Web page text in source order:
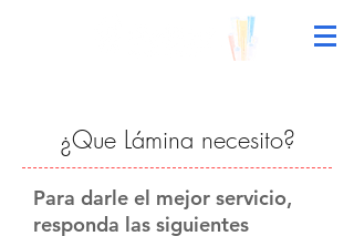
¿Que Lámina necesito?
Para darle el mejor servicio,
responda las siguientes